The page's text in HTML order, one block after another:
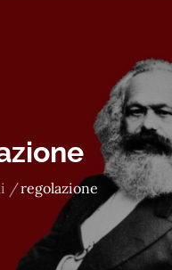
regolazione